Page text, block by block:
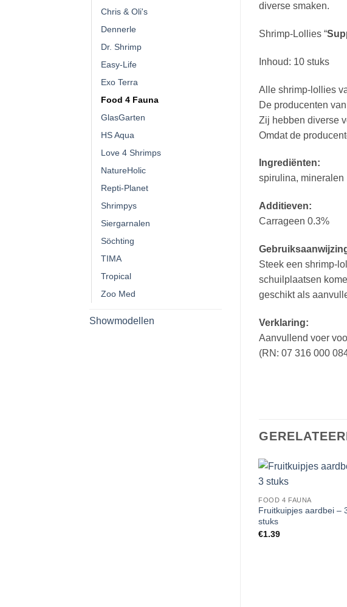
Chris & Oli's
Dennerle
Dr. Shrimp
Easy-Life
Exo Terra
Food 4 Fauna
GlasGarten
HS Aqua
Love 4 Shrimps
NatureHolic
Repti-Planet
Shrimpys
Siergarnalen
Söchting
TIMA
Tropical
Zoo Med
Showmodellen
diverse smaken.
Shrimp-Lollies “
Inhoud: 10 stuks
Alle shrimp-lollies
De producenten
Zij hebben diverse
Omdat de
Ingrediënten:
spirulina, mineralen
Additieven:
Carrageen 0.3%
Steek een shrimp-
schuilplaatsen
geschikt als
Verklaring:
Aanvullend voer
(RN: 07 316 000
FOOD 4 FAUNA
Fruitkuipjes aardbei –
stuks
€1.39